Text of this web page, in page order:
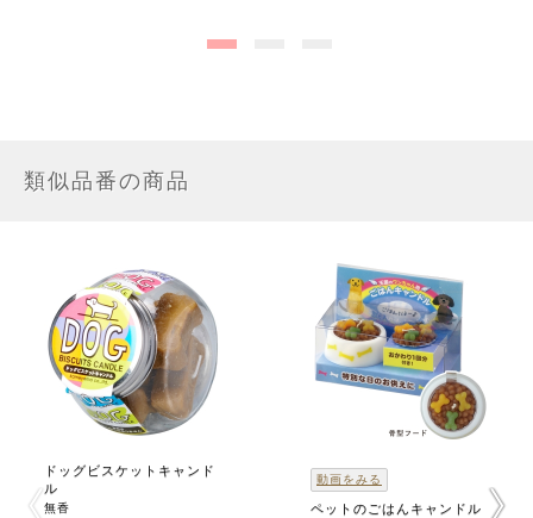
類似品番の商品
ドッグビスケットキャンド
ル
無香
動画をみる
ペットのごはんキャンドル